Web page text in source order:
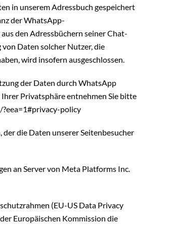
in unserem Adressbuch gespeichert
der WhatsApp-
den Adressbüchern seiner Chat-
Daten solcher Nutzer, die
wird insofern ausgeschlossen.
der Daten durch WhatsApp
Privatsphäre entnehmen Sie bitte
/?eea=1#privacy-policy
die Daten unserer Seitenbesucher
an Server von Meta Platforms Inc.
(EU-US Data Privacy
Europäischen Kommission die